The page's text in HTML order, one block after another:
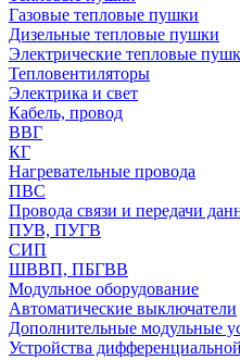
Газовые тепловые пушки
Дизельные тепловые пушки
Электрические тепловые
Тепловентиляторы
Электрика и свет
Кабель, провод
ВВГ
КГ
Нагревательные провода
ПВС
Провода связи и передачи
ПУВ, ПУГВ
СИП
ШВВП, ПБГВВ
Модульное оборудование
Автоматические выключатели
Дополнительные модульные
Устройства